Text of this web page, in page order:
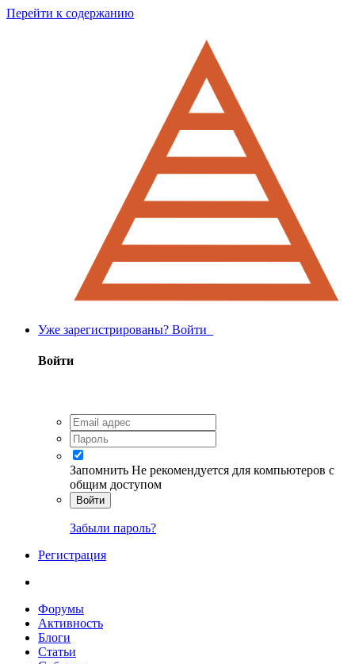
Перейти к содержанию
Уже зарегистрированы? Войти
Войти
Запомнить Не рекомендуется для компьютеров с
общим доступом
Войти
Забыли пароль?
Регистрация
Форумы
Активность
Блоги
Статьи